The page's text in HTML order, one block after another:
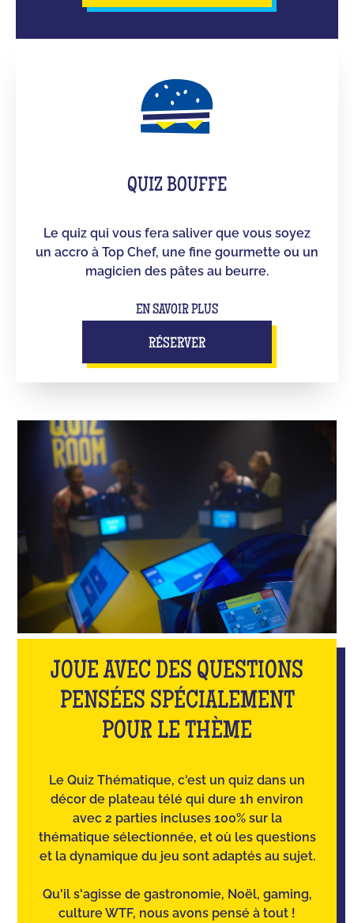
QUIZ BOUFFE
Le quiz qui vous fera saliver que vous soyez
un accro à Top Chef, une fine gourmette ou un
magicien des pâtes au beurre.
EN SAVOIR PLUS
RÉSERVER
JOUE AVEC DES QUESTIONS
PENSÉES SPÉCIALEMENT
POUR LE THÈME
Le Quiz Thématique, c'est un quiz dans un
décor de plateau télé qui dure 1h environ
avec 2 parties incluses 100% sur la
thématique sélectionnée, et où les questions
et la dynamique du jeu sont adaptés au sujet.
Qu'il s'agisse de gastronomie, Noël, gaming,
culture WTF, nous avons pensé à tout !